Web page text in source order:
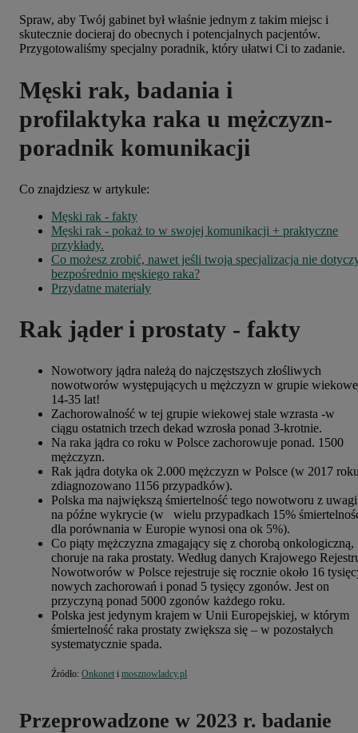
Spraw, aby Twój gabinet był właśnie jednym z takim miejsc i
skutecznie docieraj do obecnych i potencjalnych pacjentów.
Przygotowaliśmy specjalny poradnik, który ułatwi Ci to zadanie.
Męski rak, badania i
profilaktyka raka u mężczyzn-
poradnik komunikacji
Co znajdziesz w artykule:
Męski rak - fakty
Męski rak - pokaż to w swojej komunikacji + praktyczne
przykłady.
Co możesz zrobić, nawet jeśli twoja specjalizacja nie
bezpośrednio męskiego raka?
Przydatne materiały
Rak jąder i prostaty - fakty
Nowotwory jądra należą do najczęstszych złośliwych
nowotworów występujących u mężczyzn w grupie
14-35 lat!
Zachorowalność w tej grupie wiekowej stale wzrasta -w
ciągu ostatnich trzech dekad wzrosła ponad 3-krotnie.
Na raka jądra co roku w Polsce zachorowuje ponad. 1500
mężczyzn.
Rak jądra dotyka ok 2.000 mężczyzn w Polsce (w 2017
zdiagnozowano 1156 przypadków).
Polska ma największą śmiertelność tego nowotworu z uwagi
na późne wykrycie (w wielu przypadkach 15%
dla porównania w Europie wynosi ona ok 5%).
Co piąty mężczyzna zmagający się z chorobą onkologiczną,
choruje na raka prostaty. Według danych Krajowego
Nowotworów w Polsce rejestruje się rocznie około 16
nowych zachorowań i ponad 5 tysięcy zgonów. Jest on
przyczyną ponad 5000 zgonów każdego roku.
Polska jest jedynym krajem w Unii Europejskiej, w którym
śmiertelność raka prostaty zwiększa się – w pozostałych
systematycznie spada.
Źródło: Onkonet i mosznowladcy.pl
Przeprowadzone w 2023 r. badanie